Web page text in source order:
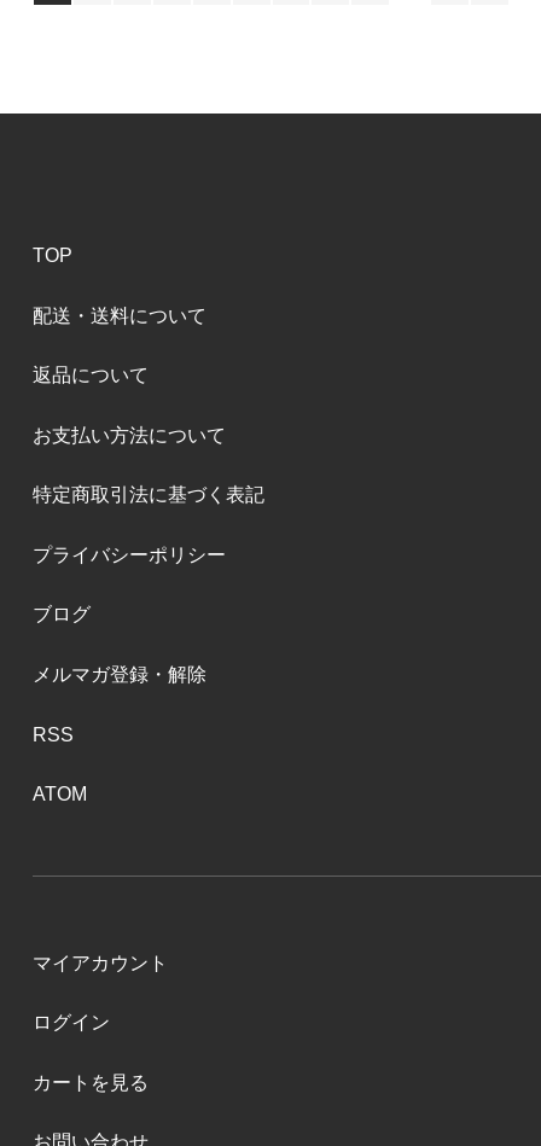
TOP
配送・送料について
返品について
お支払い方法について
特定商取引法に基づく表記
プライバシーポリシー
ブログ
メルマガ登録・解除
RSS
ATOM
マイアカウント
ログイン
カートを見る